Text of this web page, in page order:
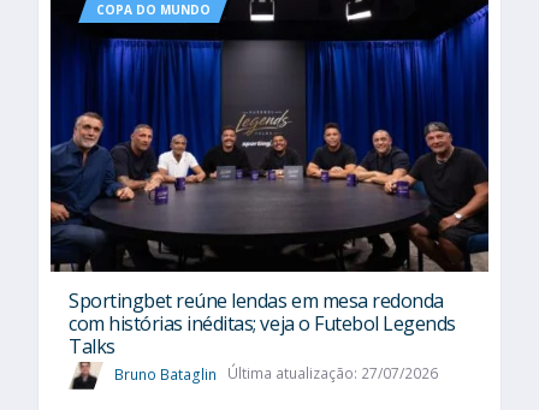
COPA DO MUNDO
Sportingbet reúne lendas em mesa redonda
com histórias inéditas; veja o Futebol Legends
Talks
Bruno Bataglin Última atualização: 27/07/2026